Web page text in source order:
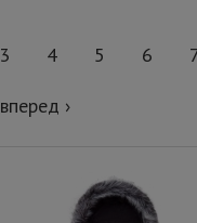
3 4 5 6
вперед ›